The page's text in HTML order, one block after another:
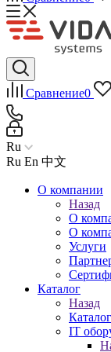
Сравнение0
Ru
Ru En 中文
О компании
Назад
О
О
Услуги
Каталог
Назад
Каталог
IT